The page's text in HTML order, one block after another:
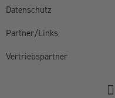
Datenschutz
Partner/Links
Vertriebspartner